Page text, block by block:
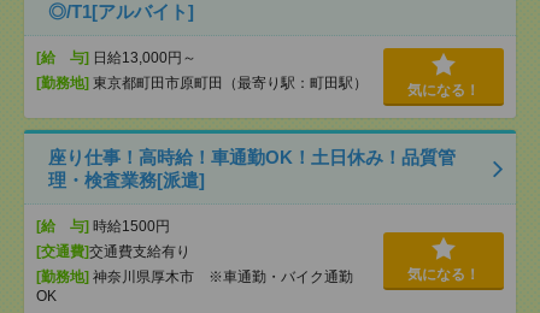
◎/T1[アルバイト]
[給 与] 日給13,000円～
[勤務地] 東京都町田市原町田（最寄り駅：町田駅） 気になる！
座り仕事！高時給！車通勤OK！土日休み！品質管
理・検査業務[派遣]
[給 与] 時給1500円
[交通費]交通費支給有り
[勤務地] 神奈川県厚木市 ※車通勤・バイク通勤
OK
気になる！